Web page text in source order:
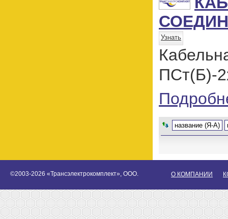
Узнать
ПСт(Б)-
название (Я-А)
©2003-2026 «Трансэлектрокомплект», ООО. О КОМПАНИИ